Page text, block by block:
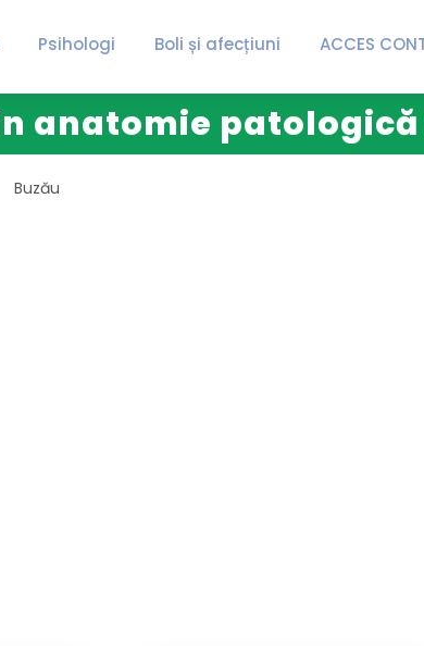
Psihologi Boli și afecțiuni ACCES
anatomie patologică
Buzău